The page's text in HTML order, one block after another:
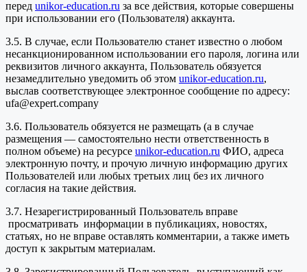
перед unikor-education.ru за все действия, которые совершены
при использовании его (Пользователя) аккаунта.
3.5. В случае, если Пользователю станет известно о любом
несанкционированном использовании его пароля, логина или
реквизитов личного аккаунта, Пользователь обязуется
незамедлительно уведомить об этом unikor-education.ru,
выслав соответствующее электронное сообщение по адресу:
ufa@expert.company
3.6. Пользователь обязуется не размещать (а в случае
размещения — самостоятельно нести ответственность в
полном объеме) на ресурсе unikor-education.ru ФИО, адреса
электронную почту, и прочую личную информацию других
Пользователей или любых третьих лиц без их личного
согласия на такие действия.
3.7. Незарегистрированный Пользователь вправе
просматривать информации в публикациях, новостях,
статьях, но не вправе оставлять комментарии, а также иметь
доступ к закрытым материалам.